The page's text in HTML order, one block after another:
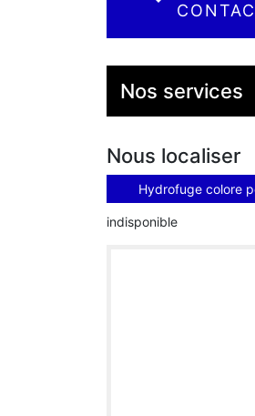
Nos services
Nous localiser
Hydrofuge colore
indisponible